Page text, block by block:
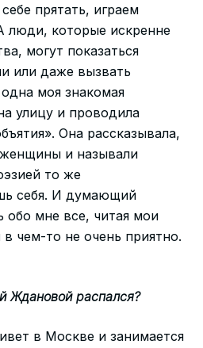
прятать, играем
люди, которые искренне
могут показаться
или даже вызвать
моя знакомая
улицу и проводила
Она рассказывала,
и называли
то же
себя. И думающий
обо мне все, читая мои
чем-то не очень приятно.
Ждановой распался?
в Москве и занимается